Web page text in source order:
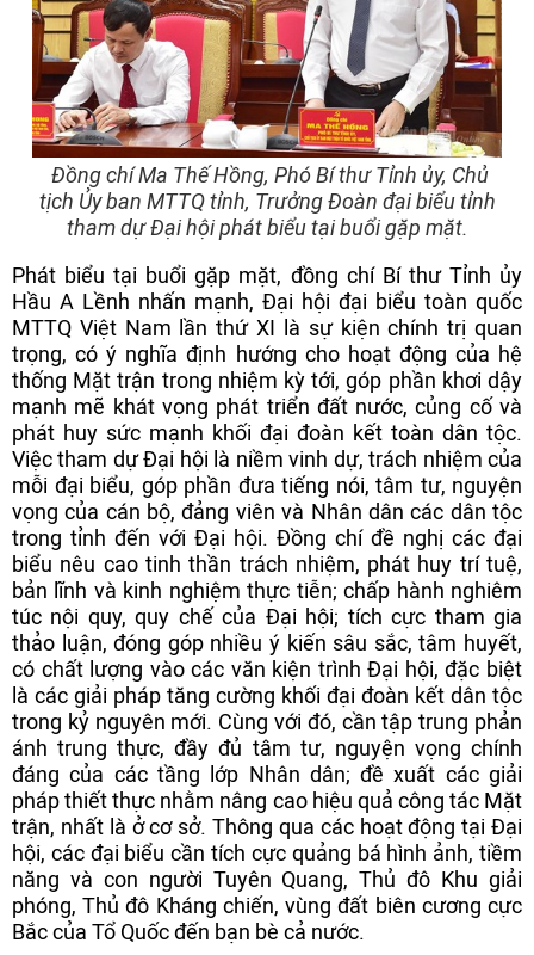
Đồng chí Ma Thế Hồng, Phó Bí thư Tỉnh ủy, Chủ
tịch Ủy ban MTTQ tỉnh, Trưởng Đoàn đại biểu tỉnh
tham dự Đại hội phát biểu tại buổi gặp mặt.
Phát biểu tại buổi gặp mặt, đồng chí Bí thư Tỉnh ủy
Hầu A Lềnh nhấn mạnh, Đại hội đại biểu toàn quốc
MTTQ Việt Nam lần thứ XI là sự kiện chính trị quan
trọng, có ý nghĩa định hướng cho hoạt động của hệ
thống Mặt trận trong nhiệm kỳ tới, góp phần khơi dậy
mạnh mẽ khát vọng phát triển đất nước, củng cố và
phát huy sức mạnh khối đại đoàn kết toàn dân tộc.
Việc tham dự Đại hội là niềm vinh dự, trách nhiệm của
mỗi đại biểu, góp phần đưa tiếng nói, tâm tư, nguyện
vọng của cán bộ, đảng viên và Nhân dân các dân tộc
trong tỉnh đến với Đại hội. Đồng chí đề nghị các đại
biểu nêu cao tinh thần trách nhiệm, phát huy trí tuệ,
bản lĩnh và kinh nghiệm thực tiễn; chấp hành nghiêm
túc nội quy, quy chế của Đại hội; tích cực tham gia
thảo luận, đóng góp nhiều ý kiến sâu sắc, tâm huyết,
có chất lượng vào các văn kiện trình Đại hội, đặc biệt
là các giải pháp tăng cường khối đại đoàn kết dân tộc
trong kỷ nguyên mới. Cùng với đó, cần tập trung phản
ánh trung thực, đầy đủ tâm tư, nguyện vọng chính
đáng của các tầng lớp Nhân dân; đề xuất các giải
pháp thiết thực nhằm nâng cao hiệu quả công tác Mặt
trận, nhất là ở cơ sở. Thông qua các hoạt động tại Đại
hội, các đại biểu cần tích cực quảng bá hình ảnh, tiềm
năng và con người Tuyên Quang, Thủ đô Khu giải
phóng, Thủ đô Kháng chiến, vùng đất biên cương cực
Bắc của Tổ Quốc đến bạn bè cả nước.